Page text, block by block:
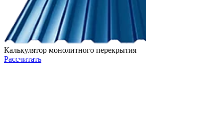
Калькулятор монолитного перекрытия
Рассчитать